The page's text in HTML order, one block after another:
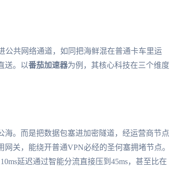
公共网络通道，如同把海鲜混在普通卡车里运
送。以番茄加速器为例，其核心科技在三个维度
。而是把数据包塞进加密隧道，经运营商节点
关，能绕开普通VPN必经的圣何塞拥堵节点。
延迟通过智能分流直接压到45ms，甚至比在